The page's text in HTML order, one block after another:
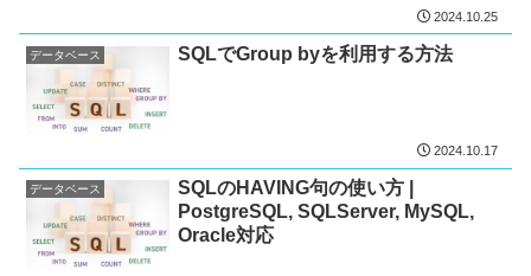
2024.10.25
データベース SQLでGroup byを利用する方法
2024.10.17
データベース
SQLのHAVING句の使い方 |
PostgreSQL, SQLServer, MySQL,
Oracle対応